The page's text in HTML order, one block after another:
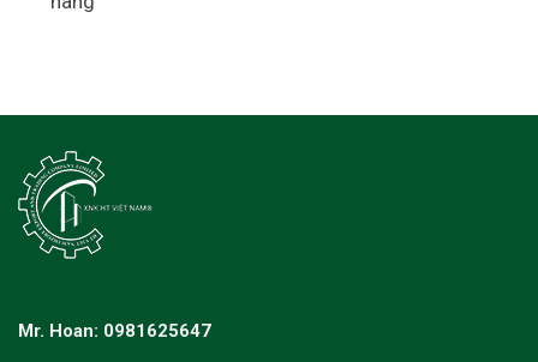
Mr. Hoan: 0981625647